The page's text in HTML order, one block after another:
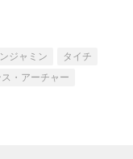
ジャミン
タイチ
ス・アーチャー